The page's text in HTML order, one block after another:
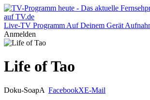
Live-TV Programm Auf Deinem Gerät
Anmelden
Life of Tao
Doku-SoapA FacebookXE-Mail